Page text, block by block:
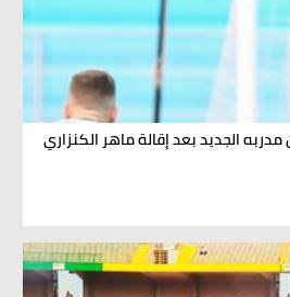
الجديد بعد إقالة ماهر الكنزاري